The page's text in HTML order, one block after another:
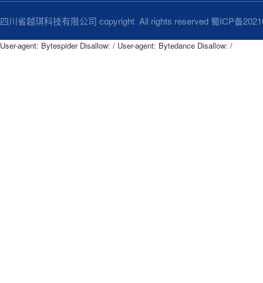
四川省越琪科技有限公司 copyright All rights reserved 蜀ICP备
User-agent: Bytespider
User-agent: Bytespider Disallow: / User-agent: Bytedance Disallow: /